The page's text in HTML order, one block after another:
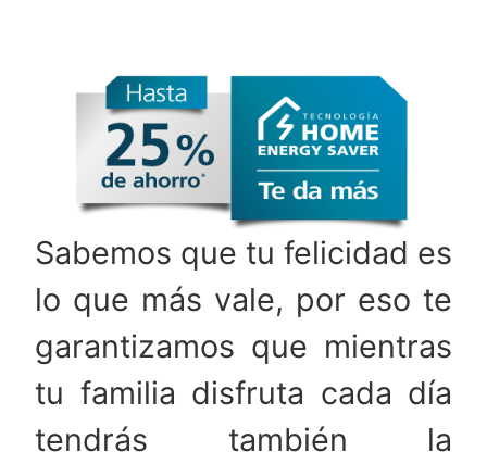
Sabemos que tu felicidad es
lo que más vale, por eso te
garantizamos que mientras
tu familia disfruta cada día
tendrás también la